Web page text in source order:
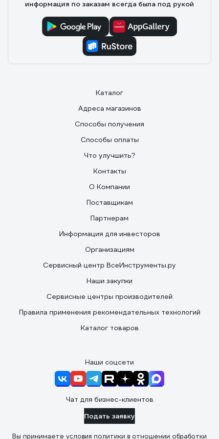
против 8 и 12 у Classic и Basic). Официально заявлено
отсутствие фталатов и тяжелых металлов (у многих
фирм нет вообще никакой информации).
информация по заказам всегда была под рукой
Каталог
Адреса магазинов
Способы получения
Способы оплаты
Что улучшить?
Контакты
О Компании
Поставщикам
Партнерам
Информация для инвесторов
Организациям
Сервисный центр ВсеИнструменты.ру
Наши закупки
Сервисные центры производителей
Правила применения рекомендательных технологий
Каталог товаров
Наши соцсети
Чат для бизнес-клиентов
Подать заявку
Вы принимаете условия политики в отношении обработки